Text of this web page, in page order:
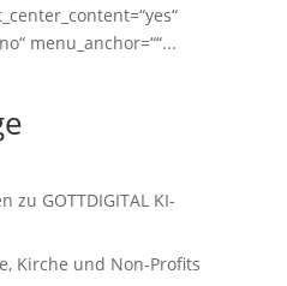
menu_anchor=““...
zu GOTTDIGITAL KI-
Kirche und Non-Profits